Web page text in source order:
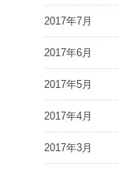
2017年7月
2017年6月
2017年5月
2017年4月
2017年3月